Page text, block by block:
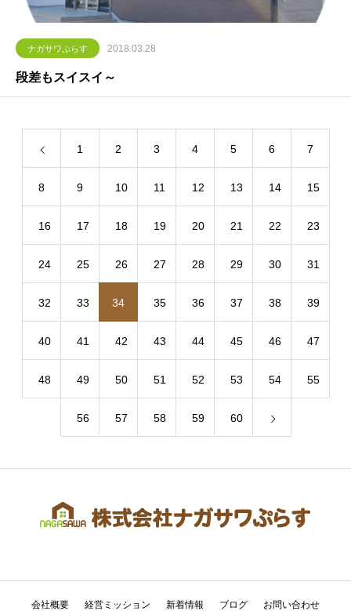
ナガサワぷらす 2018.03.28
段差もスイスイ～
1 2 3 4 5 6 7
8 9 10 11 12 13 14 15
16 17 18 19 20 21 22 23
24 25 26 27 28 29 30 31
32 33 34 35 36 37 38 39
40 41 42 43 44 45 46 47
48 49 50 51 52 53 54 55
56 57 58 59 60
会社概要 経営ミッション 新着情報 ブログ お問い合わせ